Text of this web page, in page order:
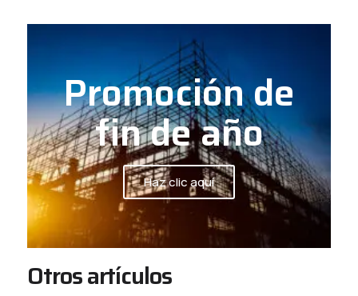
Promoción de
fin de año
Haz clic aquí
Otros artículos